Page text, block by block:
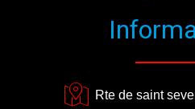
Rte de saint